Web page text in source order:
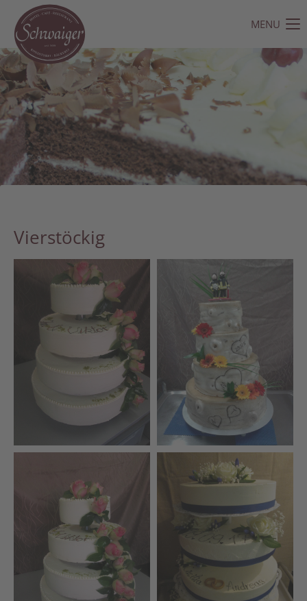
Der Eintrag "offcanvas-col1" existiert leider nicht.
Der Eintrag "offcanvas-col2" existiert leider nicht.
Der Eintrag "offcanvas-col3" existiert leider nicht.
Der Eintrag "offcanvas-col4" existiert leider nicht.
MENU
Vierstöckig